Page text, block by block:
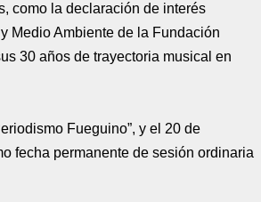
como la declaración de interés
Medio Ambiente de la Fundación
30 años de trayectoria musical en
Fueguino”, y el 20 de
fecha permanente de sesión ordinaria